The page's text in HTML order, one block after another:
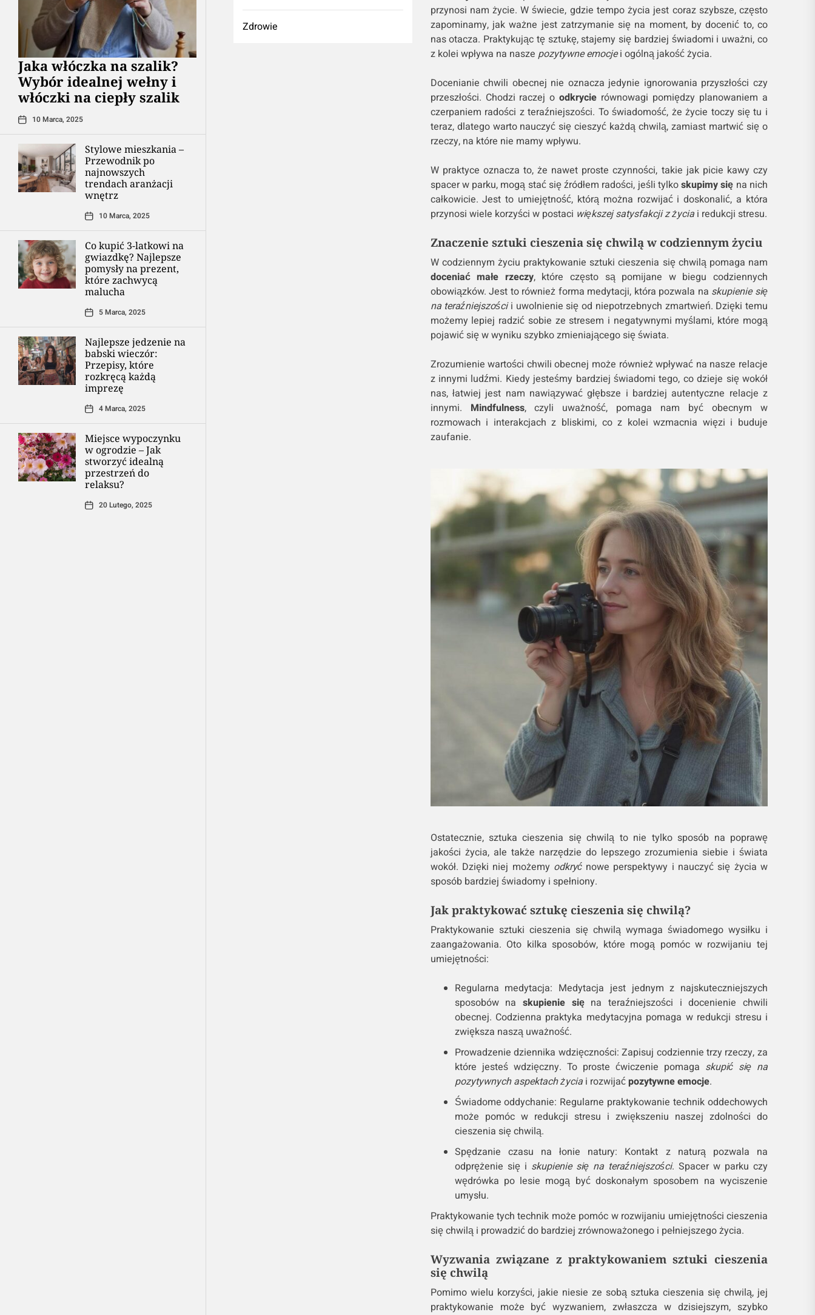
Jaka włóczka na szalik?
Wybór idealnej wełny i
włóczki na ciepły szalik
10 Marca, 2025
Stylowe mieszkania –
Przewodnik po
najnowszych
trendach aranżacji
wnętrz
10 Marca, 2025
Co kupić 3-latkowi na
gwiazdkę? Najlepsze
pomysły na prezent,
które zachwycą
malucha
5 Marca, 2025
Najlepsze jedzenie na
babski wieczór:
Przepisy, które
rozkręcą każdą
imprezę
4 Marca, 2025
Miejsce wypoczynku
w ogrodzie – Jak
stworzyć idealną
przestrzeń do
relaksu?
20 Lutego, 2025
przynosi nam życie. W świecie, gdzie tempo życia jest coraz szybsze, często
zapominamy, jak ważne jest zatrzymanie się na moment, by docenić to, co
nas otacza. Praktykując tę sztukę, stajemy się bardziej świadomi i uważni, co
z kolei wpływa na nasze pozytywne emocjei ogólną jakość życia.
Docenianie chwili obecnej nie oznacza jedynie ignorowania przyszłości czy
przeszłości. Chodzi raczej oodkrycie równowagi pomiędzy planowaniem a
czerpaniem radości z teraźniejszości. To świadomość, że życie toczy się tu i
teraz, dlatego warto nauczyć się cieszyć każdą chwilą, zamiast martwić się o
rzeczy, na które nie mamy wpływu.
W praktyce oznacza to, że nawet proste czynności, takie jak picie kawy czy
spacer w parku, mogą stać się źródłem radości, jeśli tylkoskupimy się na nich
całkowicie. Jest to umiejętność, którą można rozwijać i doskonalić, a która
przynosi wiele korzyści w postaci większej satysfakcji z życiai redukcji stresu.
Znaczenie sztuki cieszenia się chwilą w codziennym życiu
W codziennym życiu praktykowanie sztuki cieszenia się chwilą pomaga nam
doceniać małe rzeczy, które często są pomijane w biegu codziennych
obowiązków. Jest to również forma medytacji, która pozwala na skupienie się
na teraźniejszościi uwolnienie się od niepotrzebnych zmartwień. Dzięki temu
możemy lepiej radzić sobie ze stresem i negatywnymi myślami, które mogą
pojawić się w wyniku szybko zmieniającego się świata.
Zrozumienie wartości chwili obecnej może również wpływać na nasze relacje
z innymi ludźmi. Kiedy jesteśmy bardziej świadomi tego, co dzieje się wokół
nas, łatwiej jest nam nawiązywać głębsze i bardziej autentyczne relacje z
innymi. Mindfulness, czyli uważność, pomaga nam być obecnym w
rozmowach i interakcjach z bliskimi, co z kolei wzmacnia więzi i buduje
zaufanie.
Ostatecznie, sztuka cieszenia się chwilą to nie tylko sposób na poprawę
jakości życia, ale także narzędzie do lepszego zrozumienia siebie i świata
wokół. Dzięki niej możemy odkryćnowe perspektywy i nauczyć się życia w
sposób bardziej świadomy i spełniony.
Jak praktykować sztukę cieszenia się chwilą?
Praktykowanie sztuki cieszenia się chwilą wymaga świadomego wysiłku i
zaangażowania. Oto kilka sposobów, które mogą pomóc w rozwijaniu tej
umiejętności:
Regularna medytacja: Medytacja jest jednym z najskuteczniejszych
sposobów na skupienie sięna teraźniejszości i docenienie chwili
obecnej. Codzienna praktyka medytacyjna pomaga w redukcji stresu i
zwiększa naszą uważność.
Prowadzenie dziennika wdzięczności: Zapisuj codziennie trzy rzeczy, za
które jesteś wdzięczny. To proste ćwiczenie pomaga skupić się na
pozytywnych aspektach życiai rozwijaćpozytywne emocje.
Świadome oddychanie: Regularne praktykowanie technik oddechowych
może pomóc w redukcji stresu i zwiększeniu naszej zdolności do
cieszenia się chwilą.
Spędzanie czasu na łonie natury: Kontakt z naturą pozwala na
odprężenie się i skupienie się na teraźniejszości. Spacer w parku czy
wędrówka po lesie mogą być doskonałym sposobem na wyciszenie
umysłu.
Praktykowanie tych technik może pomóc w rozwijaniu umiejętności cieszenia
się chwilą i prowadzić do bardziej zrównoważonego i pełniejszego życia.
Wyzwania związane z praktykowaniem sztuki cieszenia
się chwilą
Pomimo wielu korzyści, jakie niesie ze sobą sztuka cieszenia się chwilą, jej
praktykowanie może być wyzwaniem, zwłaszcza w dzisiejszym, szybko
Zdrowie